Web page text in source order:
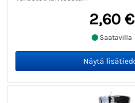
2,60 €
Saatavilla